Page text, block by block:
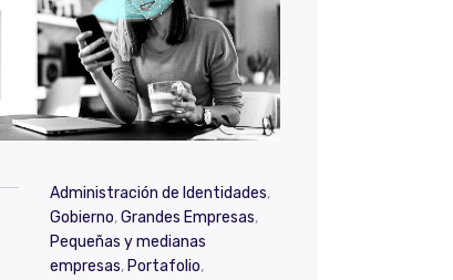
Administración de Identidades,
Gobierno,Grandes Empresas,
Pequeñas y medianas
empresas,Portafolio,